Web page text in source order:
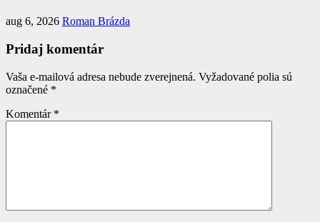
aug 6, 2026 Roman Brázda
Pridaj komentár
Vaša e-mailová adresa nebude zverejnená. Vyžadované polia sú
označené *
Komentár *